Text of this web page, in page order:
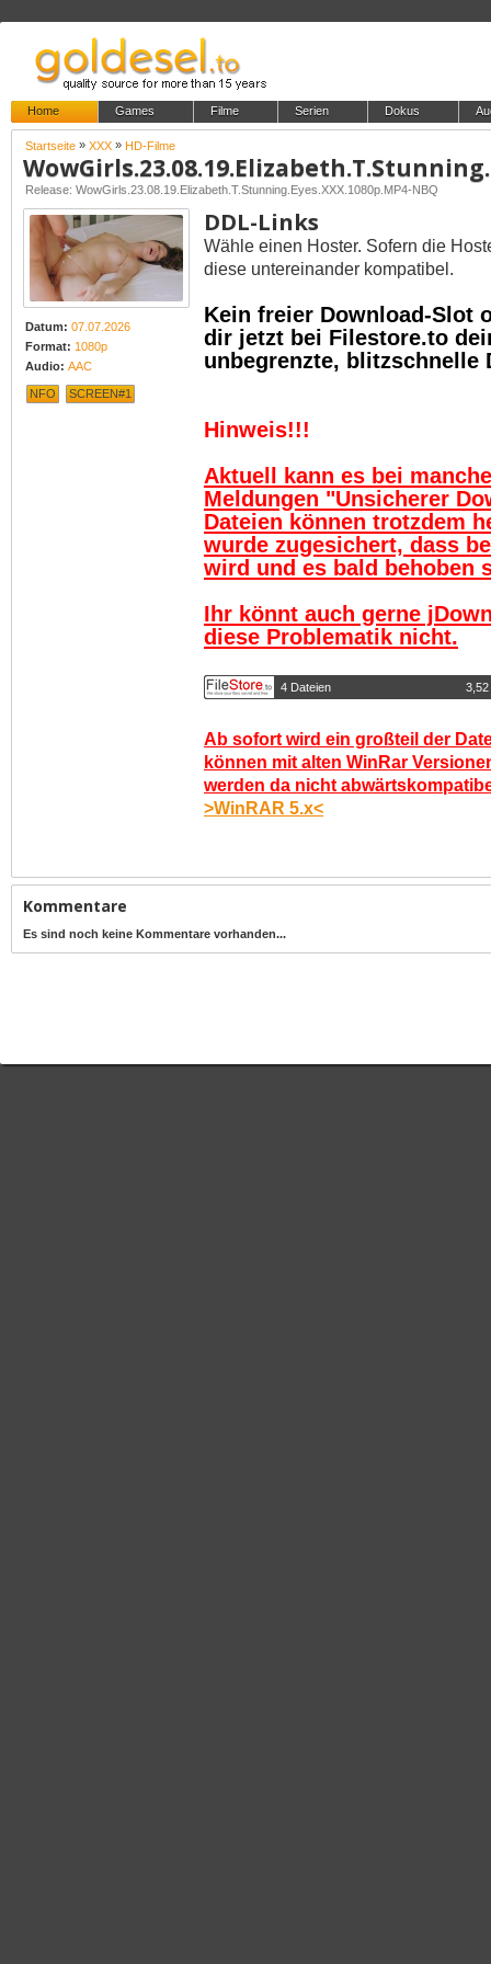
Home Games Filme Serien Dokus
Startseite » XXX » HD-Filme
Release: WowGirls.23.08.19.Elizabeth.T.Stunning.Eyes.XXX.1080p.MP4-NBQ
Datum: 07.07.2026
Format: 1080p
Audio: AAC
NFO SCREEN#1
DDL-Links
Wähle einen Hoster. Sofern die
diese untereinander kompatibel.
Kein freier Download-Slot
dir jetzt bei Filestore.to
unbegrenzte, blitzschnelle
Hinweis!!!
Aktuell kann es bei
Meldungen "Unsicherer
Dateien können trotzdem
wurde zugesichert, dass
wird und es bald behoben
Ihr könnt auch gerne
diese Problematik nicht.
4 Dateien
Ab sofort wird ein großteil der
können mit alten WinRar
werden da nicht
>WinRAR 5.x<
Kommentare
Es sind noch keine Kommentare vorhanden...